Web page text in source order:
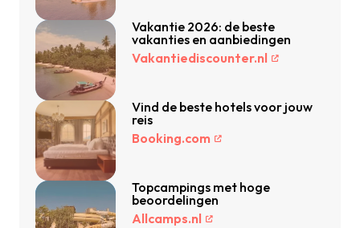
Vakantie 2026: de beste
vakanties en aanbiedingen
Vakantiediscounter.nl
Vind de beste hotels voor jouw
reis
Booking.com
Topcampings met hoge
beoordelingen
Allcamps.nl